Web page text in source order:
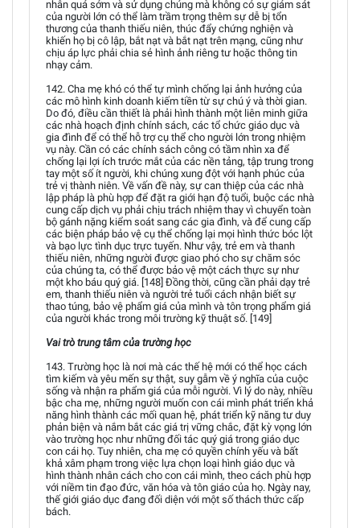
nhân quá sớm và sử dụng chúng mà không có sự giám sát
của người lớn có thể làm trầm trọng thêm sự dễ bị tổn
thương của thanh thiếu niên, thúc đẩy chứng nghiện và
khiến họ bị cô lập, bắt nạt và bắt nạt trên mạng, cũng như
chịu áp lực phải chia sẻ hình ảnh riêng tư hoặc thông tin
nhạy cảm.
142. Cha mẹ khó có thể tự mình chống lại ảnh hưởng của
các mô hình kinh doanh kiếm tiền từ sự chú ý và thời gian.
Do đó, điều cần thiết là phải hình thành một liên minh giữa
các nhà hoạch định chính sách, các tổ chức giáo dục và
gia đình để có thể hỗ trợ cụ thể cho người lớn trong nhiệm
vụ này. Cần có các chính sách công có tầm nhìn xa để
chống lại lợi ích trước mắt của các nền tảng, tập trung trong
tay một số ít người, khi chúng xung đột với hạnh phúc của
trẻ vị thành niên. Về vấn đề này, sự can thiệp của các nhà
lập pháp là phù hợp để đặt ra giới hạn độ tuổi, buộc các nhà
cung cấp dịch vụ phải chịu trách nhiệm thay vì chuyển toàn
bộ gánh nặng kiểm soát sang các gia đình, và để cung cấp
các biện pháp bảo vệ cụ thể chống lại mọi hình thức bóc lột
và bạo lực tình dục trực tuyến. Như vậy, trẻ em và thanh
thiếu niên, những người được giao phó cho sự chăm sóc
của chúng ta, có thể được bảo vệ một cách thực sự như
một kho báu quý giá. [148] Đồng thời, cũng cần phải dạy trẻ
em, thanh thiếu niên và người trẻ tuổi cách nhận biết sự
thao túng, bảo vệ phẩm giá của mình và tôn trọng phẩm giá
của người khác trong môi trường kỹ thuật số. [149]
Vai trò trung tâm của trường học
143. Trường học là nơi mà các thế hệ mới có thể học cách
tìm kiếm và yêu mến sự thật, suy gẫm về ý nghĩa của cuộc
sống và nhận ra phẩm giá của mỗi người. Vì lý do này, nhiều
bậc cha mẹ, những người muốn con cái mình phát triển khả
năng hình thành các mối quan hệ, phát triển kỹ năng tư duy
phản biện và nắm bắt các giá trị vững chắc, đặt kỳ vọng lớn
vào trường học như những đối tác quý giá trong giáo dục
con cái họ. Tuy nhiên, cha mẹ có quyền chính yếu và bất
khả xâm phạm trong việc lựa chọn loại hình giáo dục và
hình thành nhân cách cho con cái mình, theo cách phù hợp
với niềm tin đạo đức, văn hóa và tôn giáo của họ. Ngày nay,
thế giới giáo dục đang đối diện với một số thách thức cấp
bách.